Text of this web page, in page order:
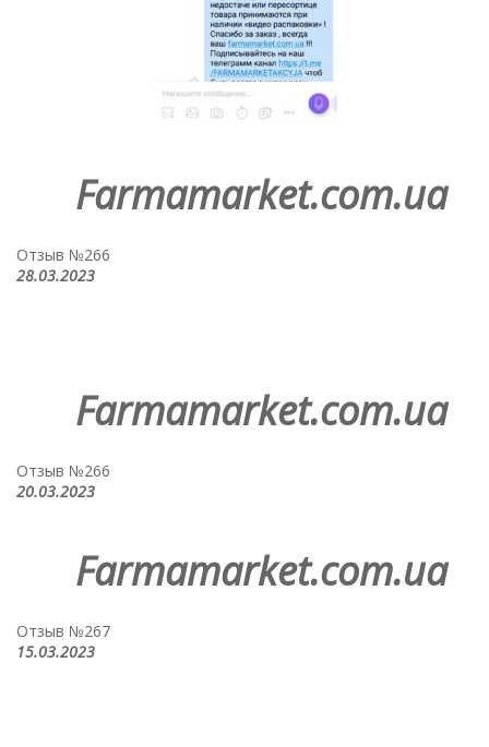
Farmamarket.com.ua
Отзыв №266
28.03.2023
Farmamarket.com.ua
Отзыв №266
20.03.2023
Farmamarket.com.ua
Отзыв №267
15.03.2023